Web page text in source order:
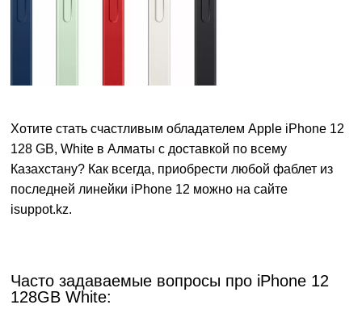
Хотите стать счастливым обладателем Apple iPhone 12
128 GB, White в Алматы с доставкой по всему
Казахстану? Как всегда, приобрести любой фаблет из
последней линейки iPhone 12 можно на сайте
isuppot.kz.
Часто задаваемые вопросы про iPhone 12
128GB White: